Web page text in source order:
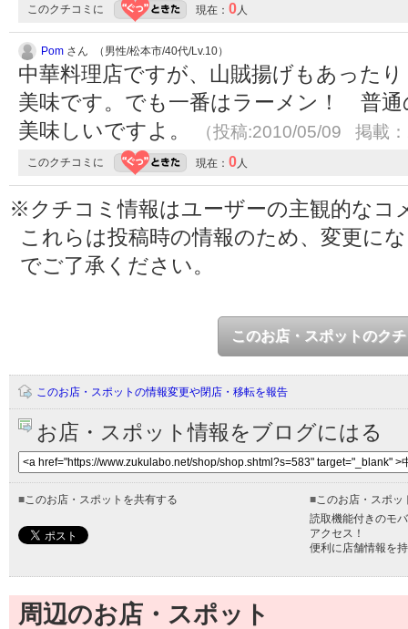
このクチコミに 現在： 0人
Pom さん （男性/松本市/40代/Lv.10）
中華料理店ですが、山賊揚げもあった
美味です。でも一番はラーメン！ 普
美味しいですよ。
（投稿:2010/05/09 掲載
このクチコミに 現在： 0人
※クチコミ情報はユーザーの主観的なコ
これらは投稿時の情報のため、変更に
でご了承ください。
このお店・スポットのク
このお店・スポットの情報変更や閉店・移転を報告
お店・スポット情報をブログにはる
■このお店・スポットを共有する ■このお店・スポッ
読取機能付きのモ
アクセス！
便利に店舗情報を
周辺のお店・スポット